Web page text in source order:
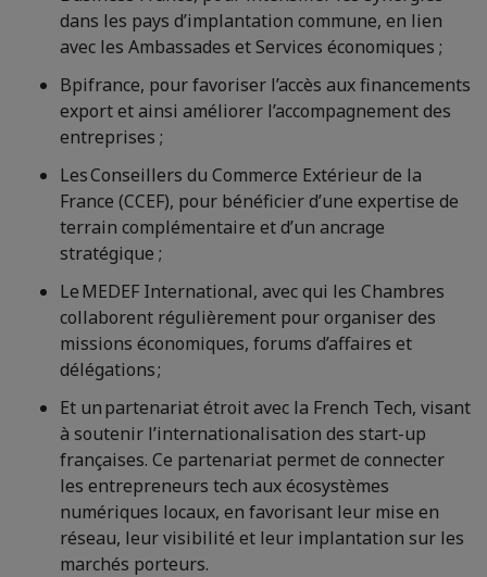
dans les pays d’implantation commune, en lien
avec les Ambassades et Services économiques ;
Bpifrance, pour favoriser l’accès aux financements
export et ainsi améliorer l’accompagnement des
entreprises ;
Les Conseillers du Commerce Extérieur de la
France (CCEF), pour bénéficier d’une expertise de
terrain complémentaire et d’un ancrage
stratégique ;
Le MEDEF International, avec qui les Chambres
collaborent régulièrement pour organiser des
missions économiques, forums d’affaires et
délégations ;
Et un partenariat étroit avec la French Tech, visant
à soutenir l’internationalisation des start-up
françaises. Ce partenariat permet de connecter
les entrepreneurs tech aux écosystèmes
numériques locaux, en favorisant leur mise en
réseau, leur visibilité et leur implantation sur les
marchés porteurs.